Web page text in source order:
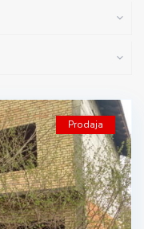
Prodaja